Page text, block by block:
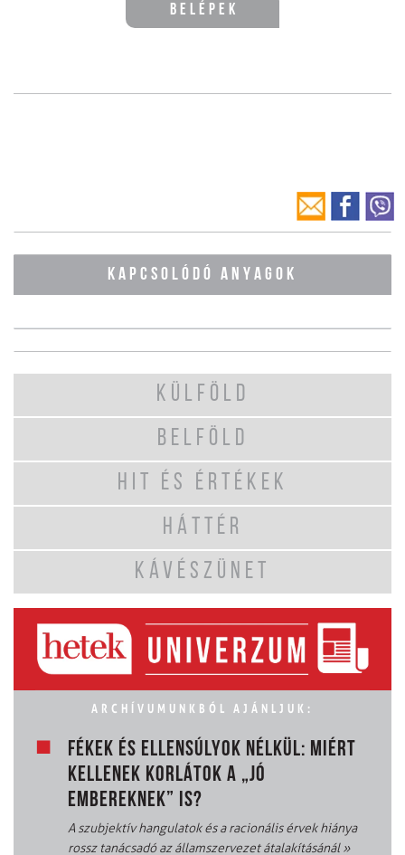
Belépek
KAPCSOLÓDÓ ANYAGOK
KÜLFÖLD
BELFÖLD
HIT ÉS ÉRTÉKEK
HÁTTÉR
KÁVÉSZÜNET
ARCHÍVUMUNKBÓL AJÁNLJUK:
FÉKEK ÉS ELLENSÚLYOK NÉLKÜL: MIÉRT
KELLENEK KORLÁTOK A „JÓ
EMBEREKNEK” IS?
A szubjektív hangulatok és a racionális érvek hiánya
rossz tanácsadó az államszervezet átalakításánál»